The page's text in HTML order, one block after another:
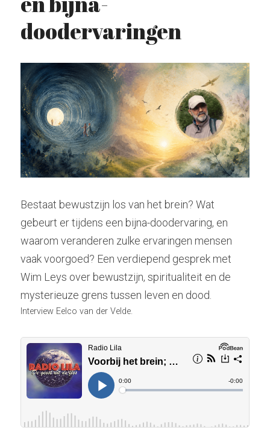
Hindoeïsme
Kashmir Shaivisme
Krishnamurti
Westerse cultuur
Muziek
Stockhausen
Zoeken
Donatie
doodervaringen
Bestaat bewustzijn los van het brein? Wat
gebeurt er tijdens een bijna-doodervaring, en
waarom veranderen zulke ervaringen mensen
vaak voorgoed? Een verdiepend gesprek met
Wim Leys over bewustzijn, spiritualiteit en de
mysterieuze grens tussen leven en dood.
Interview Eelco van der Velde.